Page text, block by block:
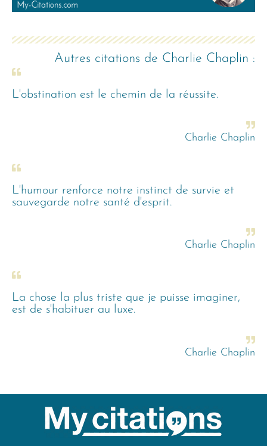
Autres citations de Charlie Chaplin :
L'obstination est le chemin de la réussite.
Charlie Chaplin
L'humour renforce notre instinct de survie et
sauvegarde notre santé d'esprit.
Charlie Chaplin
La chose la plus triste que je puisse imaginer,
est de s'habituer au luxe.
Charlie Chaplin